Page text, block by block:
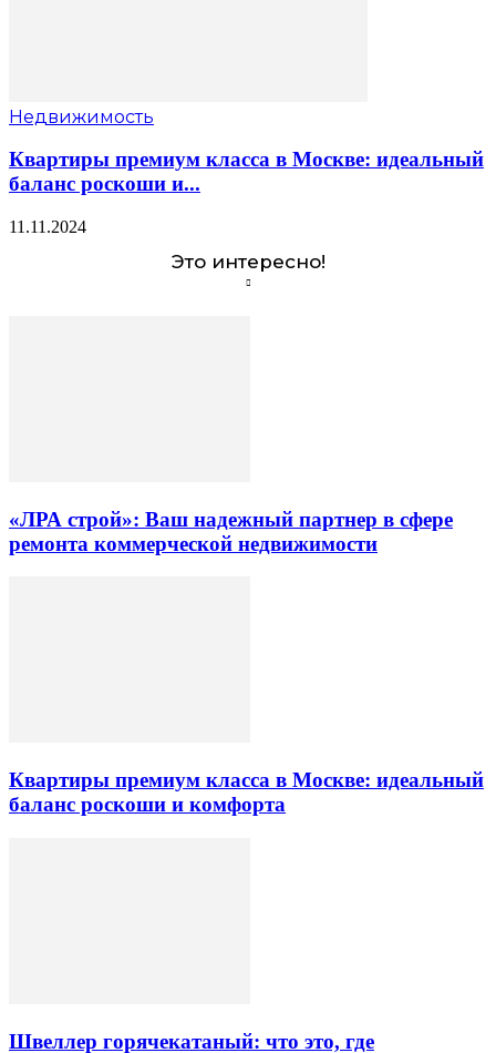
Недвижимость
Квартиры премиум класса в Москве: идеальный
баланс роскоши и...
11.11.2024
Это интересно!
«ЛРА строй»: Ваш надежный партнер в сфере
ремонта коммерческой недвижимости
Квартиры премиум класса в Москве: идеальный
баланс роскоши и комфорта
Швеллер горячекатаный: что это, где